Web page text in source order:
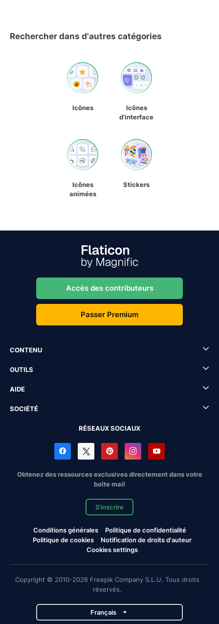
Rechercher dans d'autres catégories
Icônes
Icônes
d'interface
Icônes
animées
Stickers
Accès des contributeurs
Passer Premium
CONTENU
OUTILS
AIDE
SOCIÉTÉ
RÉSEAUX SOCIAUX
Obtenez des ressources exclusives directement dans votre
boîte mail
S'inscrire
Conditions générales
Politique de confidentialité
Politique de cookies
Notification de droits d'auteur
Cookies settings
Copyright © 2010-2026 Freepik Company S.L.U. Tous droits
réservés.
Français